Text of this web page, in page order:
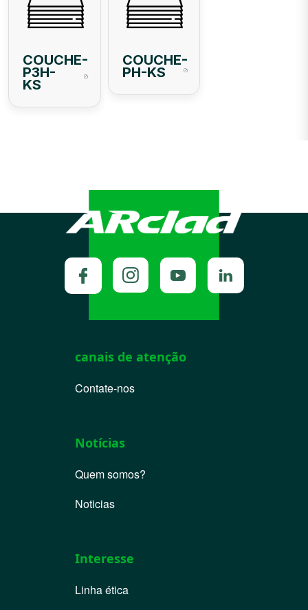
COUCHE-
P3H-
KS
COUCHE-
PH-KS
canais de atenção
Contate-nos
Notícias
Quem somos?
Noticias
Interesse
Linha ética